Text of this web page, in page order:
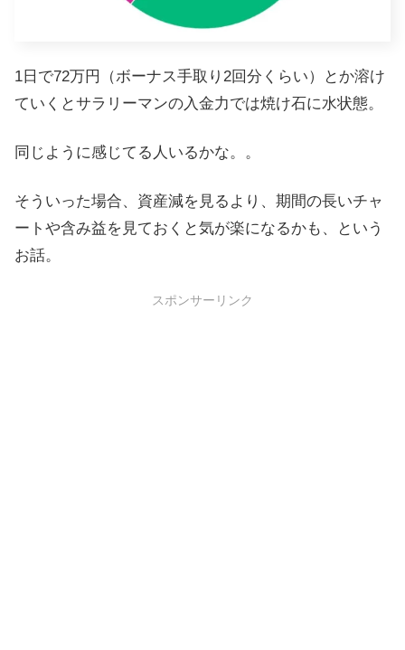
1日で72万円（ボーナス手取り2回分くらい）とか溶け
ていくとサラリーマンの入金力では焼け石に水状態。
同じように感じてる人いるかな。。
そういった場合、資産減を見るより、期間の長いチャ
ートや含み益を見ておくと気が楽になるかも、という
お話。
スポンサーリンク